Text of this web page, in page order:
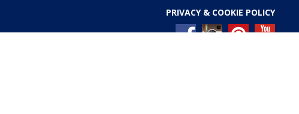
PRIVACY & COOKIE POLICY